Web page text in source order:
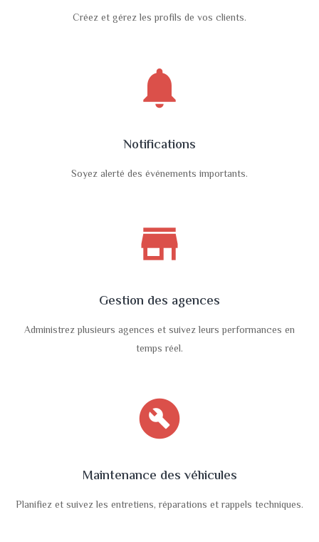
Créez et gérez les profils de vos clients.
notifications
Notifications
Soyez alerté des événements importants.
store
Gestion des agences
Administrez plusieurs agences et suivez leurs performances en
temps réel.
build_circle
Maintenance des véhicules
Planifiez et suivez les entretiens, réparations et rappels techniques.